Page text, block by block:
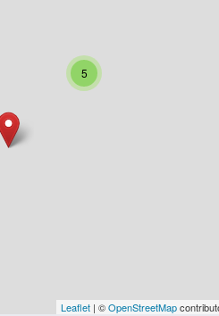
5
Leaflet | ©OpenStreetMap